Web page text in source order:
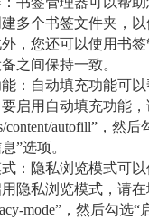
多个书签文件夹，
，您还可以使用书
之间保持一致。
：自动填充功能可
启用自动填充功能
content/autofill”，然
”选项。
：隐私浏览模式可
隐私浏览模式，请
mode”，然后勾选